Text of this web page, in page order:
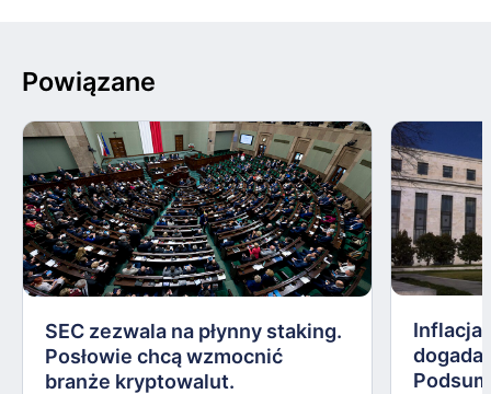
Powiązane
SEC zezwala na płynny staking.
Posłowie chcą wzmocnić
branże kryptowalut.
Inflacja